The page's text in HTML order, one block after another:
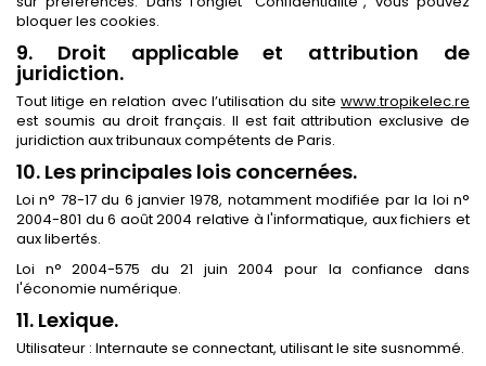
bloquer les cookies.
9. Droit applicable et attribution de
juridiction.
Tout litige en relation avec l’utilisation du site www.tropikelec.re
est soumis au droit français. Il est fait attribution exclusive de
juridiction aux tribunaux compétents de Paris.
10. Les principales lois concernées.
Loi n° 78-17 du 6 janvier 1978, notamment modifiée par la loi n°
2004-801 du 6 août 2004 relative à l'informatique, aux fichiers et
aux libertés.
Loi n° 2004-575 du 21 juin 2004 pour la confiance dans
l'économie numérique.
11. Lexique.
Utilisateur : Internaute se connectant, utilisant le site susnommé.